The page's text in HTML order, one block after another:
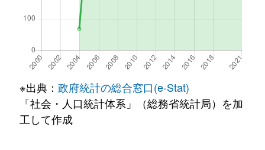
※出典： 政府統計の総合窓口(e-Stat)
「社会・人口統計体系」（総務省統計局）を加
工して作成